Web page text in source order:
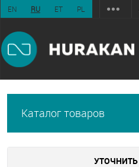
EN RU ET PL
Каталог товаров
УТОЧНИТЬ